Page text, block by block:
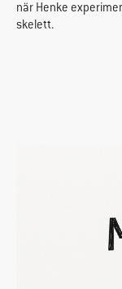
när Henke
skelett.